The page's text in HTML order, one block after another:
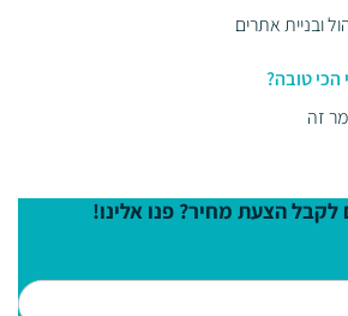
אתרים
הצעת מחיר? פנו אלינו!